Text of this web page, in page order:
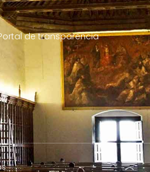
de transparencia